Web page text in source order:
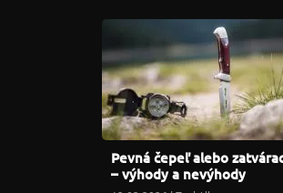
Pevná čepeľ alebo
– výhody a nevýhody